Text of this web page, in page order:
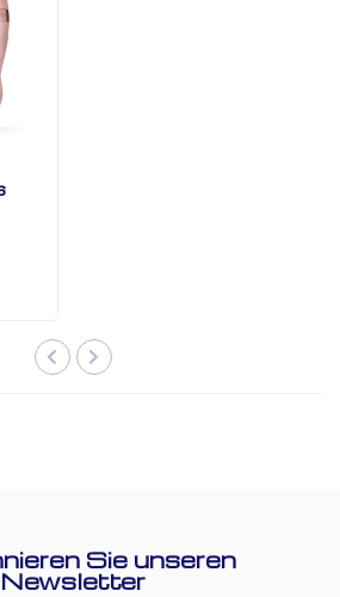
Sie unseren
Newsletter